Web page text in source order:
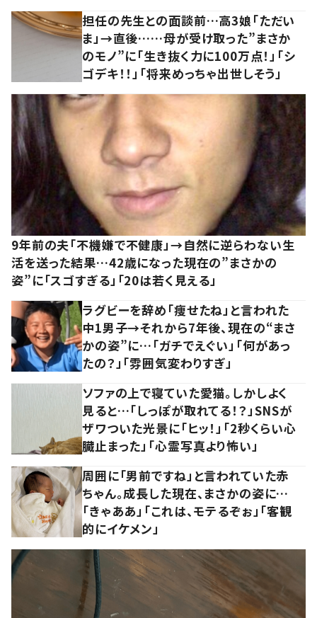
担任の先生との面談前…高3娘「ただい
ま」→直後……母が受け取った”まさか
のモノ”に「生き抜く力に100万点！」「シ
ゴデキ！！」「将来めっちゃ出世しそう」
9年前の夫「不機嫌で不健康」→自然に逆らわない生
活を送った結果…42歳になった現在の”まさかの
姿”に「スゴすぎる」「20は若く見える」
ラグビーを辞め「痩せたね」と言われた
中1男子→それから7年後、現在の“まさ
かの姿”に…「ガチでえぐい」「何があっ
たの？」「雰囲気変わりすぎ」
ソファの上で寝ていた愛猫。しかしよく
見ると…「しっぽが取れてる！？」SNSが
ザワついた光景に「ヒッ！」「2秒くらい心
臓止まった」「心霊写真より怖い」
周囲に「男前ですね」と言われていた赤
ちゃん。成長した現在、まさかの姿に…
「きゃああ」「これは、モテるぞぉ」「客観
的にイケメン」